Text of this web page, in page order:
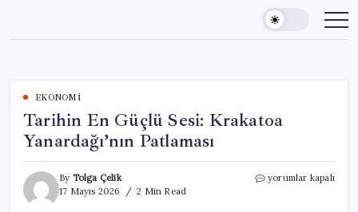
content
EKONOMI
Tarihin En Güçlü Sesi: Krakatoa
Yanardağı’nın Patlaması
By Tolga Çelik
17 Mayıs 2026
2 Min Read
Tarihin
yorumlar kapalı